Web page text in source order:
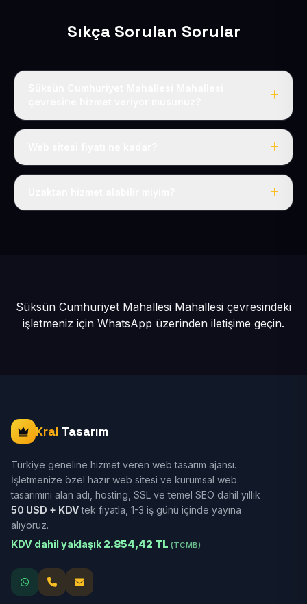
Sıkça Sorulan Sorular
Evet, Süksün Cumhuriyet Mahallesi dahil tüm İncesu ve
Tek fiyat: yılda 50 USD + KDV, her şey dahil.
Süksün Cumhuriyet Mahallesi Mahallesi çevresindeki
işletmeniz için WhatsApp üzerinden iletişime geçin.
Kral Tasarım
Türkiye geneline hizmet veren web tasarım ajansı.
İşletmenize özel hazır web sitesi ve kurumsal web
tasarımını alan adı, hosting, SSL ve temel SEO dahil yıllık
50 USD + KDVtek fiyatla, 1-3 iş günü içinde yayına
alıyoruz.
KDV dahil yaklaşık 2.854,42 TL (TCMB)